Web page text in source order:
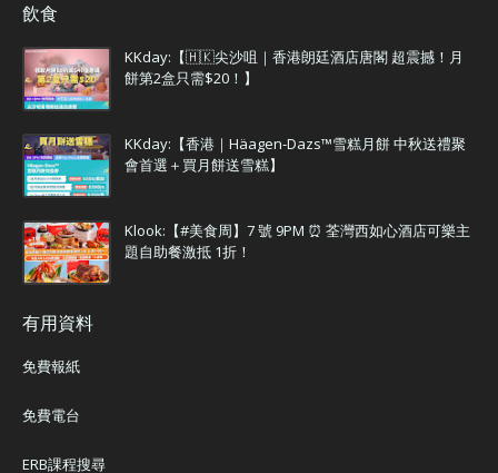
飲食
KKday:【🇭🇰尖沙咀｜香港朗廷酒店唐閣 超震撼！月
餅第2盒只需$20！】
KKday:【香港｜Häagen-Dazs™雪糕月餅 中秋送禮聚
會首選＋買月餅送雪糕】
Klook:【#美食周】7 號 9PM ⏰ 荃灣西如心酒店可樂主
題自助餐激抵 1折！
有用資料
免費報紙
免費電台
ERB課程搜尋